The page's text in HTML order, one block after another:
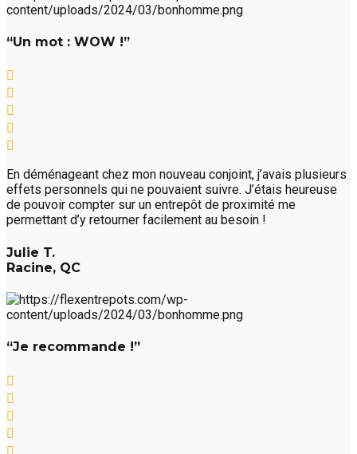
“Un mot : WOW !”
En déménageant chez mon nouveau conjoint, j’avais plusieurs
effets personnels qui ne pouvaient suivre. J’étais heureuse
de pouvoir compter sur un entrepôt de proximité me
permettant d’y retourner facilement au besoin !
Julie T.
Racine, QC
“Je recommande !”